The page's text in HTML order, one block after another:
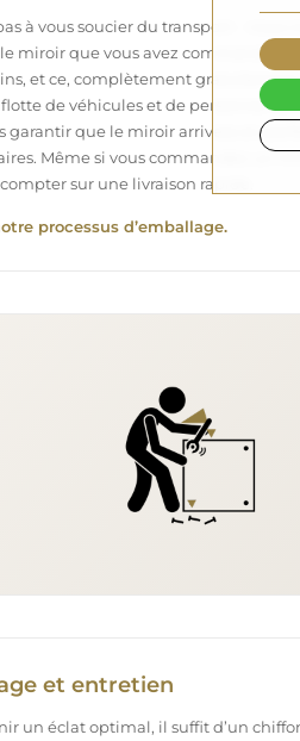
à vous soucier du transport – nous
miroir que vous avez commandé
et ce, complètement
de véhicules et de personnel
garantir que le miroir arrivera en
Même si vous commandez un
sur une livraison rapide.
processus d’emballage.
et entretien
un éclat optimal, il suffit d’un